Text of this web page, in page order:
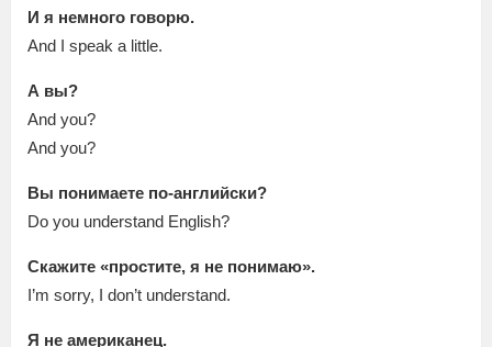
И я немного говорю.
And I speak a little.
А вы?
And you?
And you?
Вы понимаете по-английски?
Do you understand English?
Скажите «простите, я не понимаю».
I’m sorry, I don’t understand.
Я не американец.